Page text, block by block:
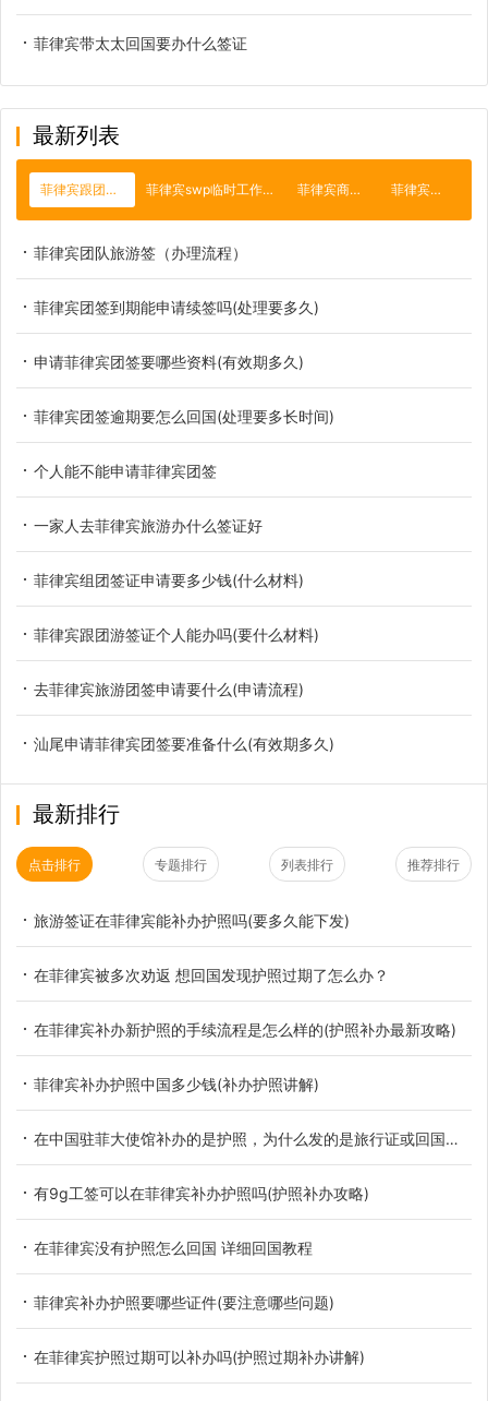
菲律宾带太太回国要办什么签证
最新列表
菲律宾跟团签证 菲律宾swp临时工作签证 菲律宾商务签 菲律宾gdp
菲律宾团队旅游签（办理流程）
菲律宾团签到期能申请续签吗(处理要多久)
申请菲律宾团签要哪些资料(有效期多久)
菲律宾团签逾期要怎么回国(处理要多长时间)
个人能不能申请菲律宾团签
一家人去菲律宾旅游办什么签证好
菲律宾组团签证申请要多少钱(什么材料)
菲律宾跟团游签证个人能办吗(要什么材料)
去菲律宾旅游团签申请要什么(申请流程)
汕尾申请菲律宾团签要准备什么(有效期多久)
最新排行
点击排行 专题排行 列表排行 推荐排行
旅游签证在菲律宾能补办护照吗(要多久能下发)
在菲律宾被多次劝返 想回国发现护照过期了怎么办？
在菲律宾补办新护照的手续流程是怎么样的(护照补办最新攻略)
菲律宾补办护照中国多少钱(补办护照讲解)
在中国驻菲大使馆补办的是护照，为什么发的是旅行证或回国证明？
有9g工签可以在菲律宾补办护照吗(护照补办攻略)
在菲律宾没有护照怎么回国 详细回国教程
菲律宾补办护照要哪些证件(要注意哪些问题)
在菲律宾护照过期可以补办吗(护照过期补办讲解)